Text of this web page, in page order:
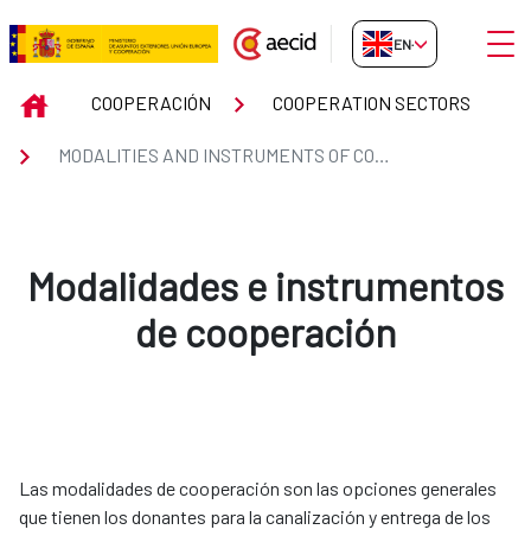
Skip to Main Content
MODALITIES AND
EN-GB
INICIOCOOPERACIÓN COOPERATION SECTORS
MODALITIES AND INSTRUMENTS OF COOPERATION
Modalidades e instrumentos
de cooperación
Las modalidades de cooperación son las opciones generales
que tienen los donantes para la canalización y entrega de los